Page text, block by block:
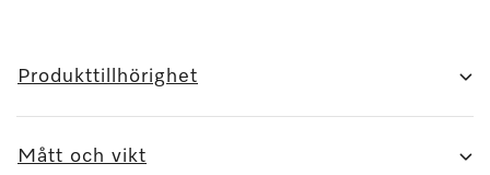
Produkttillhörighet
Mått och vikt